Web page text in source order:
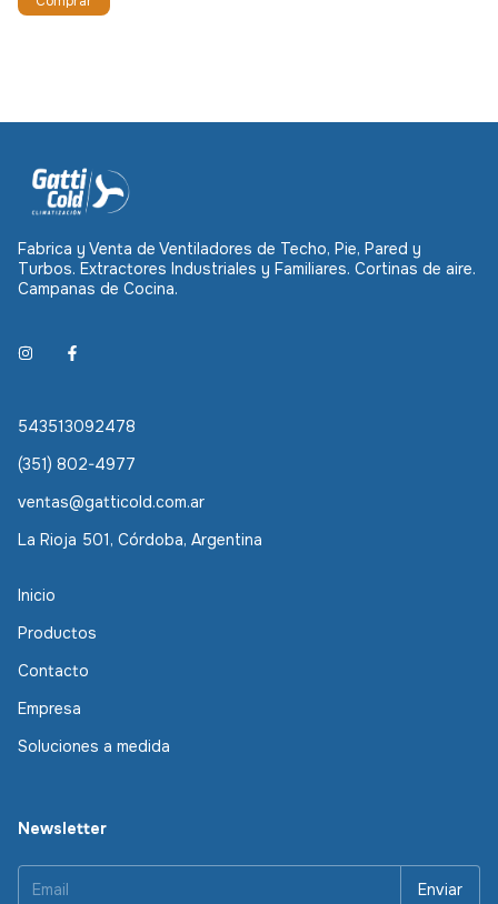
Fabrica y Venta de Ventiladores de Techo, Pie, Pared y
Turbos. Extractores Industriales y Familiares. Cortinas de aire.
Campanas de Cocina.
543513092478
(351) 802-4977
ventas@gatticold.com.ar
La Rioja 501, Córdoba, Argentina
Inicio
Productos
Contacto
Empresa
Soluciones a medida
Newsletter